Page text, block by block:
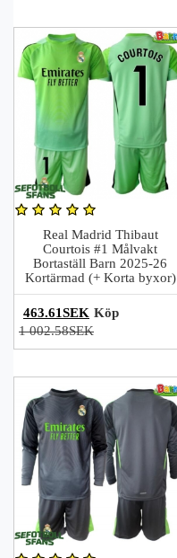
Real Madrid Thibaut
Courtois #1 Målvakt
Bortaställ Barn 2025-26
Kortärmad (+ Korta byxor)
463.61SEK
1 002.58SEK
Köp